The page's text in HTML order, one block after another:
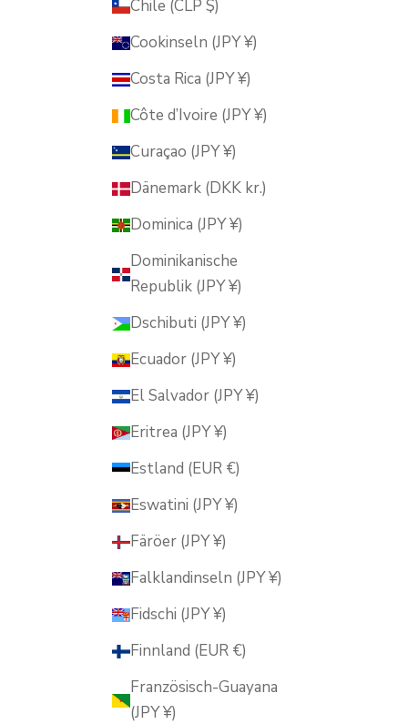
Chile (CLP $)
Cookinseln (JPY ¥)
Costa Rica (JPY ¥)
Côte d’Ivoire (JPY ¥)
Curaçao (JPY ¥)
Dänemark (DKK kr.)
Dominica (JPY ¥)
Dominikanische
Republik (JPY ¥)
Dschibuti (JPY ¥)
Ecuador (JPY ¥)
El Salvador (JPY ¥)
Eritrea (JPY ¥)
Estland (EUR €)
Eswatini (JPY ¥)
Färöer (JPY ¥)
Falklandinseln (JPY ¥)
Fidschi (JPY ¥)
Finnland (EUR €)
Französisch-Guayana
(JPY ¥)